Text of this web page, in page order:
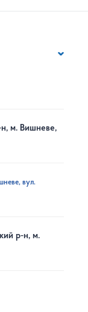
м. Вишневе,
вул.
р-н, м.